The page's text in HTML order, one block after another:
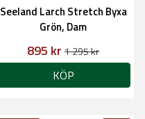
Seeland Larch Stretch Byxa
Grön, Dam
895 kr 1 295 kr
KÖP